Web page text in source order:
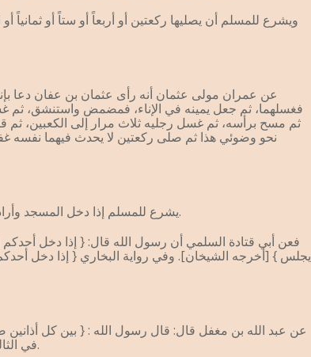
ويشرع للمسلم أن يصليها ركعتين أو أربعاً أو ستاً أو
عن عمران مولى عثمان أنه رأى عثمان بن عفان دعا
فغسلهما، ثم جعل يمينه في الإناء، فمضمض واستنشق، ثم
ثم مسح برأسه، ثم غسل رجليه ثلاث مرار إلى الكعبين،
نحو وضوئي هذا ثم صلى ركعتين لا يحدث فيهما نفسه
يشرع للمسلم إذا دخل المسجد وأراد الجلوس فيه أن يصلي ركعتين.
فعن أبي قتادة السلمي أن رسول الله قال: { إذا دخل
يجلس } [أخرجه الشيخان]. وفي رواية البخاري { إذا دخل
عن عبد الله بن مغفل قال: قال رسول الله : { بين كل أذانين
في الثالثة لمن شاء } [أخرجه البخاري].